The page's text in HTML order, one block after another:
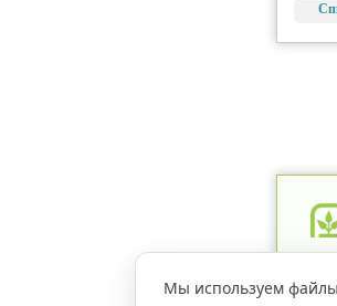
Мы используем